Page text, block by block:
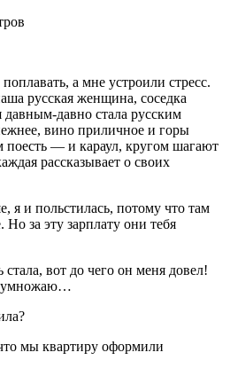
, а мне устроили стресс.
русская женщина, соседка
давно стала русским
вино приличное и горы
— и караул, кругом шагают
рассказывает о своих
и польстилась, потому что там
за эту зарплату они тебя
вот до чего он меня довел!
умножаю…
мы квартиру оформили